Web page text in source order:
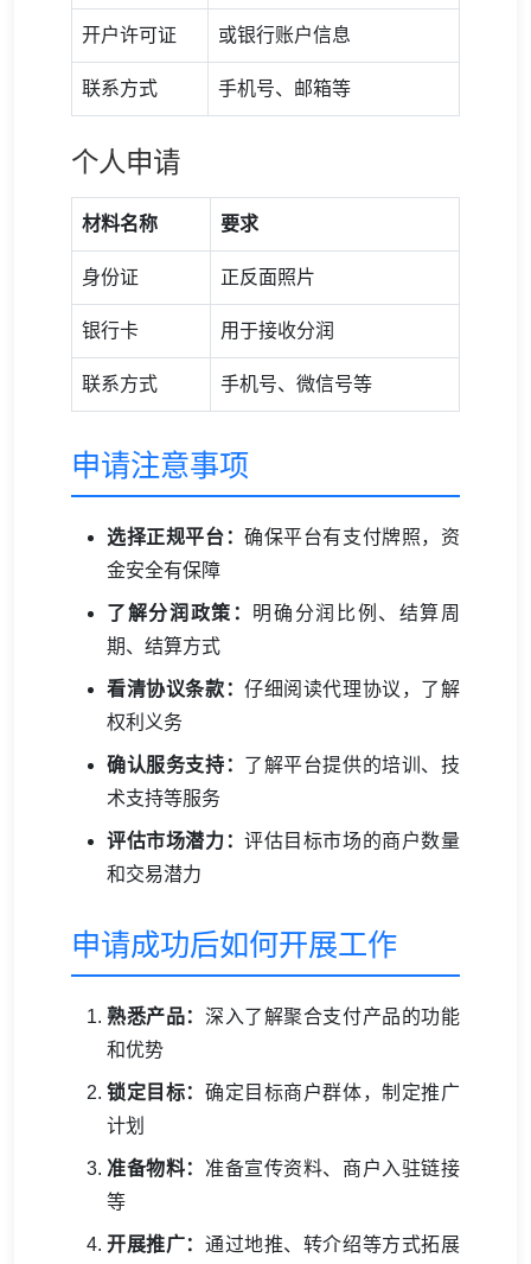
开户许可证 或银行账户信息
联系方式 手机号、邮箱等
个人申请
材料名称 要求
身份证 正反面照片
银行卡 用于接收分润
联系方式 手机号、微信号等
申请注意事项
选择正规平台：确保平台有支付牌照，资
金安全有保障
了解分润政策： 明确分润比例、结算周
期、结算方式
看清协议条款：仔细阅读代理协议，了解
权利义务
确认服务支持： 了解平台提供的培训、技
术支持等服务
评估市场潜力：评估目标市场的商户数量
和交易潜力
申请成功后如何开展工作
熟悉产品： 深入了解聚合支付产品的功能
和优势
锁定目标： 确定目标商户群体，制定推广
计划
准备物料： 准备宣传资料、商户入驻链接
等
开展推广： 通过地推、转介绍等方式拓展